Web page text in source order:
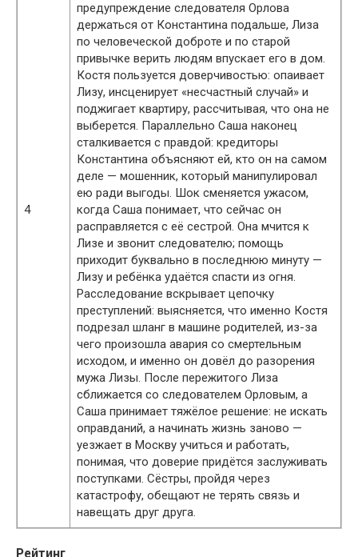
4
предупреждение следователя Орлова
держаться от Константина подальше, Лиза
по человеческой доброте и по старой
привычке верить людям впускает его в дом.
Костя пользуется доверчивостью: опаивает
Лизу, инсценирует «несчастный случай» и
поджигает квартиру, рассчитывая, что она не
выберется. Параллельно Саша наконец
сталкивается с правдой: кредиторы
Константина объясняют ей, кто он на самом
деле — мошенник, который манипулировал
ею ради выгоды. Шок сменяется ужасом,
когда Саша понимает, что сейчас он
расправляется с её сестрой. Она мчится к
Лизе и звонит следователю; помощь
приходит буквально в последнюю минуту —
Лизу и ребёнка удаётся спасти из огня.
Расследование вскрывает цепочку
преступлений: выясняется, что именно Костя
подрезал шланг в машине родителей, из-за
чего произошла авария со смертельным
исходом, и именно он довёл до разорения
мужа Лизы. После пережитого Лиза
сближается со следователем Орловым, а
Саша принимает тяжёлое решение: не искать
оправданий, а начинать жизнь заново —
уезжает в Москву учиться и работать,
понимая, что доверие придётся заслуживать
поступками. Сёстры, пройдя через
катастрофу, обещают не терять связь и
навещать друг друга.
Рейтинг